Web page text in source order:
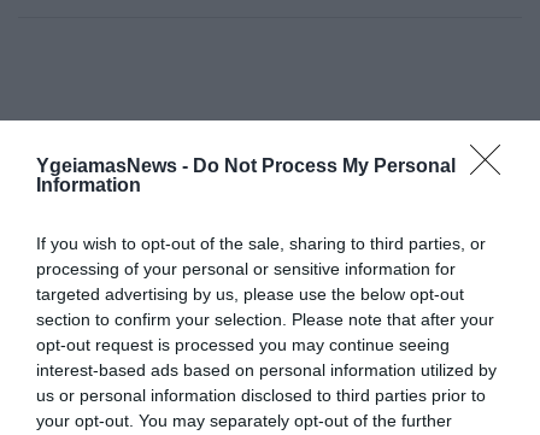
YgeiamasNews - Do Not Process My Personal
Information
If you wish to opt-out of the sale, sharing to third parties, or
processing of your personal or sensitive information for
targeted advertising by us, please use the below opt-out
section to confirm your selection. Please note that after your
opt-out request is processed you may continue seeing
interest-based ads based on personal information utilized by
us or personal information disclosed to third parties prior to
your opt-out. You may separately opt-out of the further